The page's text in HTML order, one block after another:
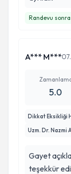
Randevu
A*** M***
5.0
Dikkat Eksikliği
Uzm. Dr. Nazmi
Gayet
teşekkür